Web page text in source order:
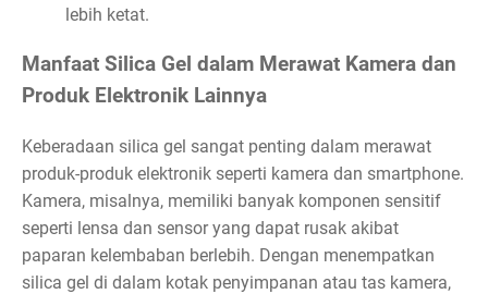
lebih ketat.
Manfaat Silica Gel dalam Merawat Kamera dan
Produk Elektronik Lainnya
Keberadaan silica gel sangat penting dalam merawat
produk-produk elektronik seperti kamera dan smartphone.
Kamera, misalnya, memiliki banyak komponen sensitif
seperti lensa dan sensor yang dapat rusak akibat
paparan kelembaban berlebih. Dengan menempatkan
silica gel di dalam kotak penyimpanan atau tas kamera,